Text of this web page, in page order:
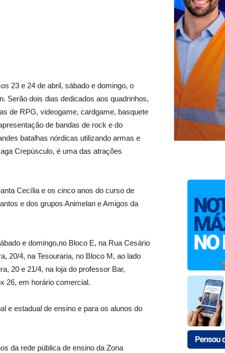
23 e 24 de abril, sábado e domingo, o
Serão dois dias dedicados aos quadrinhos,
de RPG, videogame, cardgame, basquete
de bandas de rock e do
batalhas nórdicas utilizando armas e
Crepúsculo, é uma das atrações
Cecília e os cinco anos do curso de
e dos grupos Animelan e Amigos da
e domingo,no Bloco E, na Rua Cesário
20/4, na Tesouraria, no Bloco M, ao lado
20 e 21/4, na loja do professor Bar,
26, em horário comercial.
e estadual de ensino e para os alunos do
da rede pública de ensino da Zona